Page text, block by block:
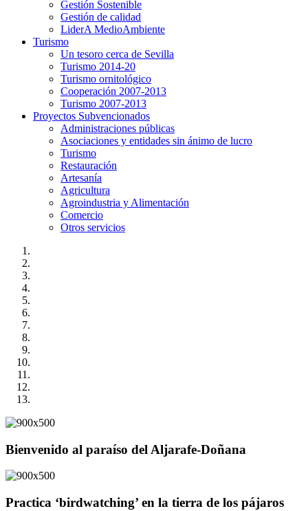
Gestión Sostenible
Gestión de calidad
LiderA MedioAmbiente
Turismo
Un tesoro cerca de Sevilla
Turismo 2014-20
Turismo ornitológico
Cooperación 2007-2013
Turismo 2007-2013
Proyectos Subvencionados
Administraciones públicas
Asociaciones y entidades sin ánimo de lucro
Turismo
Restauración
Artesanía
Agricultura
Agroindustria y Alimentación
Comercio
Otros servicios
Bienvenido al paraíso del Aljarafe-Doñana
Practica ‘birdwatching’ en la tierra de los pájaros